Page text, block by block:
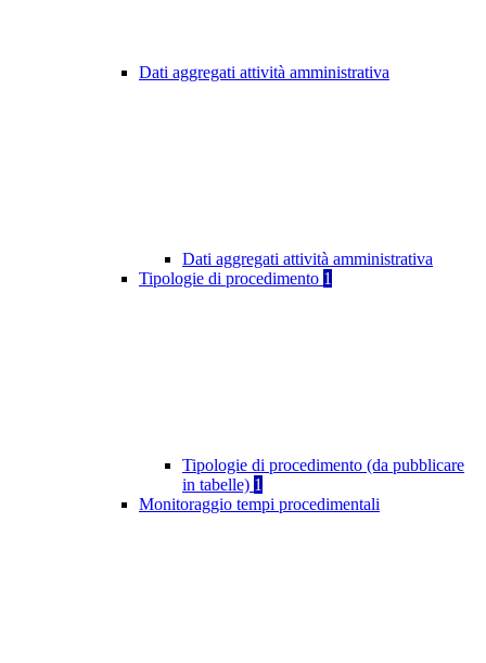
Dati aggregati attività amministrativa
Dati aggregati attività amministrativa
Tipologie di procedimento 1
Tipologie di procedimento (da pubblicare
in tabelle) 1
Monitoraggio tempi procedimentali